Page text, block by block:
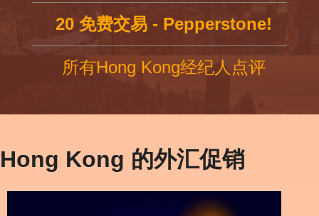
20 免费交易 - Pepperstone!
所有Hong Kong经纪人点评
Hong Kong 的外汇促销